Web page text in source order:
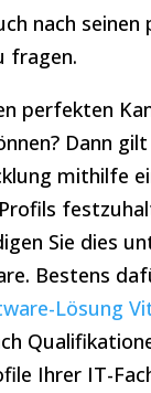
nach seinen
fragen.
perfekten
Dann
mithilfe
Sie dies
Bestens
Lösung
Ihrer IT-